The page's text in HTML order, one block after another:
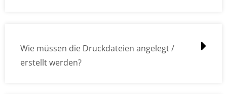
Wie müssen die Druckdateien angelegt /
erstellt werden?